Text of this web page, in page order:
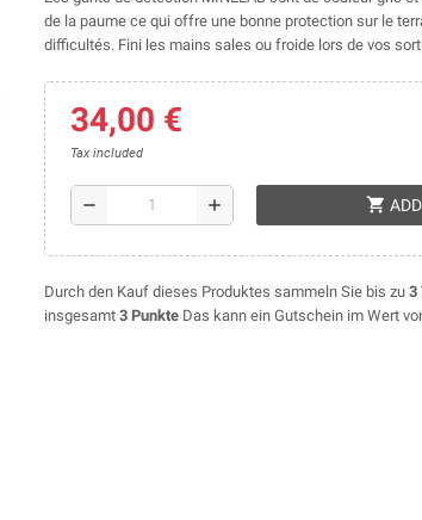
de la paume ce qui offre une bonne protection sur le
difficultés. Fini les mains sales ou froide lors de vos
34,00 €
Tax included
remove add shopping_cart
Durch den Kauf dieses Produktes sammeln Sie bis zu3
insgesamt3 Punkte Das kann ein Gutschein im Wert